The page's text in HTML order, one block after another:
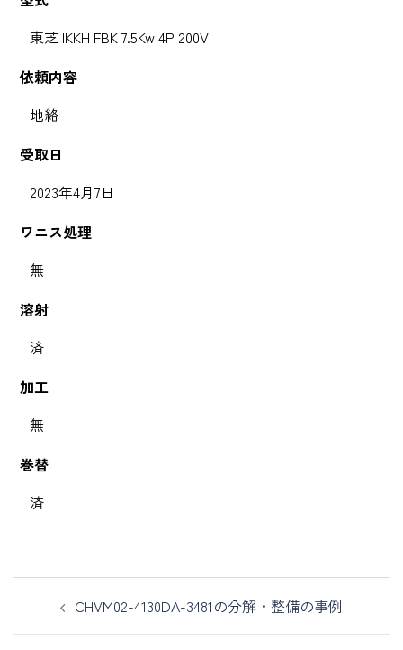
東芝 IKKH FBK 7.5Kw 4P 200V
依頼内容
地絡
受取日
2023年4月7日
ワニス処理
無
溶射
済
加工
無
巻替
済
CHVM02-4130DA-3481の分解・整備の事例